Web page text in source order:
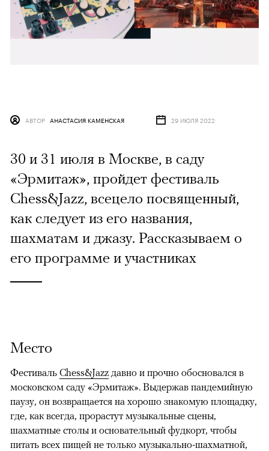
АВТОР АНАСТАСИЯ КАМЕНСКАЯ 29 ИЮЛЯ 2022
30 и 31 июля в Москве, в саду
«Эрмитаж», пройдет фестиваль
Chess&Jazz, всецело посвященный,
как следует из его названия,
шахматам и джазу. Рассказываем о
его программе и участниках
Место
Фестиваль Chess&Jazz давно и прочно обосновался в
московском саду «Эрмитаж». Выдержав пандемийную
паузу, он возвращается на хорошо знакомую площадку,
где, как всегда, прорастут музыкальные сцены,
шахматные столы и основательный фудкорт, чтобы
питать всех пищей не только музыкально-шахматной,